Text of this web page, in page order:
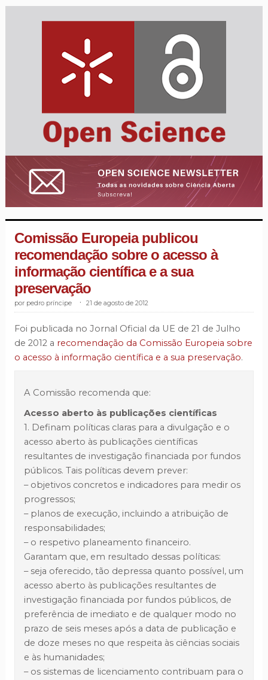
Comissão Europeia publicou
recomendação sobre o acesso à
informação científica e a sua
preservação
pedro príncipe. 21 de agosto de 2012
Foi publicada no Jornal Oficial da UE de 21 de Julho
de 2012 a recomendação da Comissão Europeia sobre
o acesso à informação científica e a sua preservação.
A Comissão recomenda que:
Acesso aberto às publicações científicas
1. Definam políticas claras para a divulgação e o
acesso aberto às publicações científicas
resultantes de investigação financiada por fundos
públicos. Tais políticas devem prever:
– objetivos concretos e indicadores para medir os
progressos;
– planos de execução, incluindo a atribuição de
responsabilidades;
– o respetivo planeamento financeiro.
Garantam que, em resultado dessas políticas:
– seja oferecido, tão depressa quanto possível, um
acesso aberto às publicações resultantes de
investigação financiada por fundos públicos, de
preferência de imediato e de qualquer modo no
prazo de seis meses após a data de publicação e
de doze meses no que respeita às ciências sociais
e às humanidades;
– os sistemas de licenciamento contribuam para o